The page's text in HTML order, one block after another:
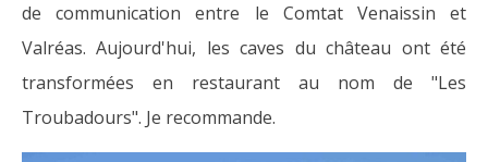
de communication entre le Comtat Venaissin et
Valréas. Aujourd'hui, les caves du château ont été
transformées en restaurant au nom de "Les
Troubadours". Je recommande.